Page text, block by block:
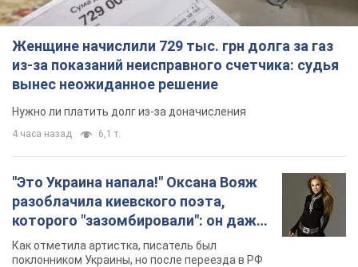
Женщине начислили 729 тыс. грн долга за газ
из-за показаний неисправного счетчика: судья
вынес неожиданное решение
Нужно ли платить долг из-за доначисления
4 часа назад 6,1 т.
"Это Украина напала!" Оксана Вояж
разоблачила киевского поэта,
которого "зазомбировали": он даже
русского не знал, а теперь хочет
геноцида украинцев
Как отметила артистка, писатель был
поклонником Украины, но после переезда в РФ